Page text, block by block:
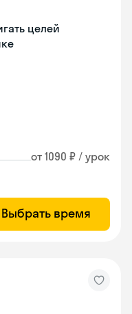
целей
от 1090 ₽ / урок
Выбрать время